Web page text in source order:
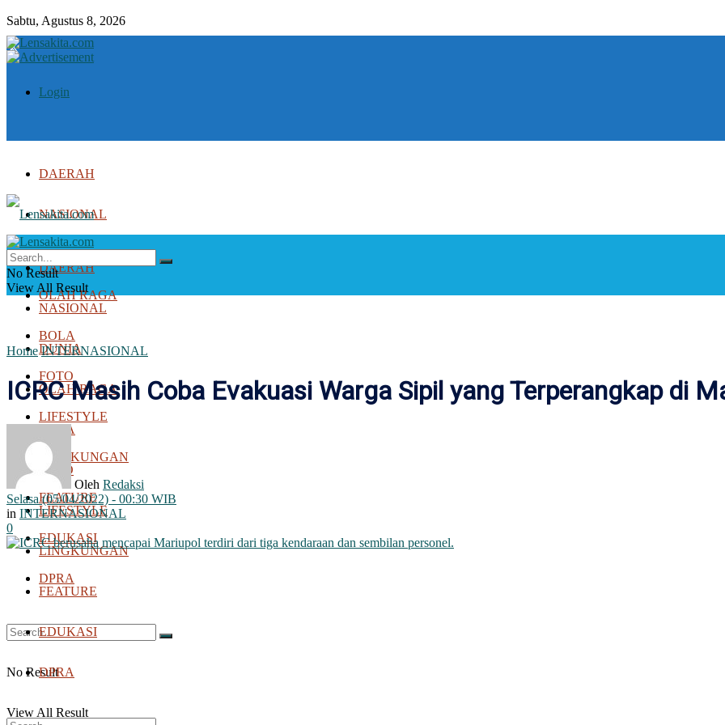
Sabtu, Agustus 8, 2026
Login
DAERAH
NASIONAL
DUNIA
OLAH RAGA
BOLA
FOTO
LIFESTYLE
LINGKUNGAN
FEATURE
EDUKASI
DPRA
No Result
View All Result
DAERAH
NASIONAL
DUNIA
OLAH RAGA
BOLA
FOTO
LIFESTYLE
LINGKUNGAN
FEATURE
EDUKASI
DPRA
No Result
View All Result
Home INTERNASIONAL
ICRC Masih Coba Evakuasi Warga Sipil yang Terperangkap di
Oleh Redaksi
Selasa (05/04/2022) - 00:30 WIB
in INTERNASIONAL
0